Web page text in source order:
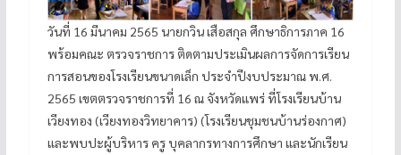
วันที่ 16 มีนาคม 2565 นายกวิน เสือสกุล ศึกษาธิการภาค 16
พร้อมคณะ ตรวจราชการ ติดตามประเมินผลการจัดการเรียน
การสอนของโรงเรียนขนาดเล็ก ประจำปีงบประมาณ พ.ศ.
2565 เขตตรวจราชการที่ 16 ณ จังหวัดแพร่ ที่โรงเรียนบ้าน
เวียงทอง (เวียงทองวิทยาคาร) (โรงเรียนชุมชนบ้านร่องกาศ)
และพบปะผู้บริหาร ครู บุคลากรทางการศึกษา และนักเรียน